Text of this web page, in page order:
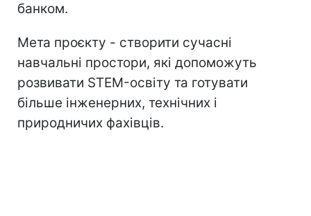
банком.
Мета проєкту - створити сучасні
навчальні простори, які допоможуть
розвивати STEM-освіту та готувати
більше інженерних, технічних і
природничих фахівців.